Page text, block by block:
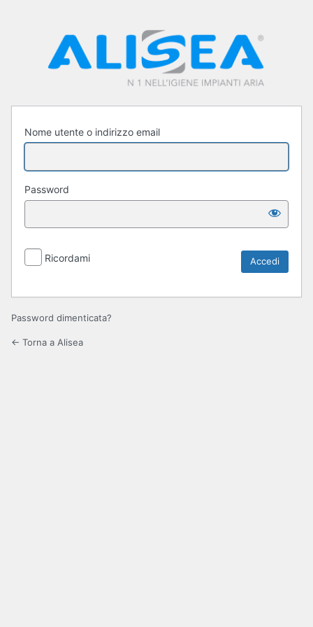
Nome utente o indirizzo email
Password
Ricordami
Password dimenticata?
← Torna a Alisea